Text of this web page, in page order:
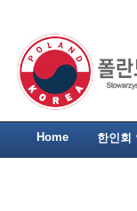
Home 한인회